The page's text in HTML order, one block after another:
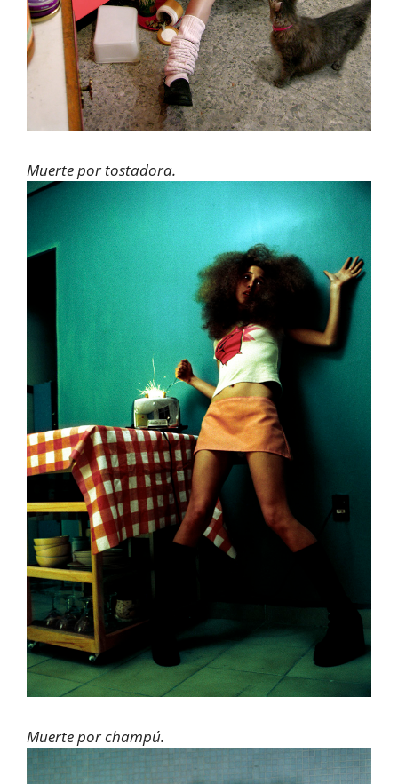
Muerte por tostadora.
Muerte por champú.